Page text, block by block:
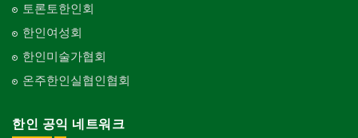
토론토한인회
한인여성회
한인미술가협회
온주한인실협인협회
한인 공익 네트워크